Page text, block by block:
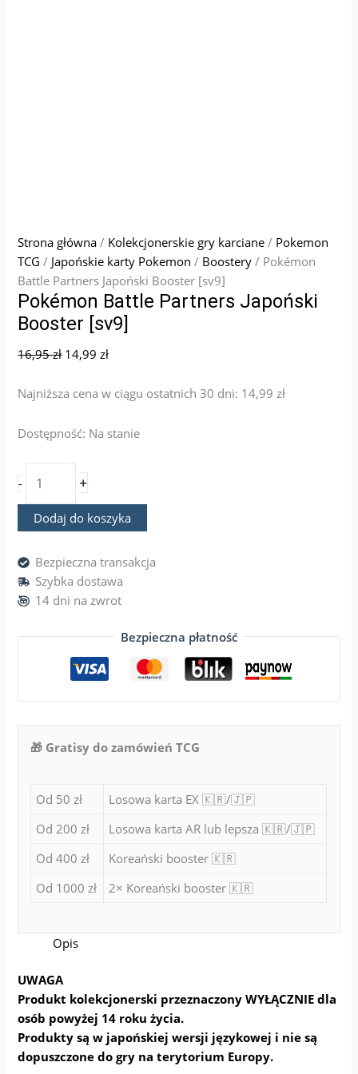
Strona główna / Kolekcjonerskie gry karciane / Pokemon
TCG / Japońskie karty Pokemon / Boostery / Pokémon
Battle Partners Japoński Booster [sv9]
Pokémon Battle Partners Japoński
Booster [sv9]
16,95zł 14,99zł
Najniższa cena w ciągu ostatnich 30 dni: 14,99zł
Dostępność: Na stanie
- +
Dodaj do koszyka
Bezpieczna transakcja
Szybka dostawa
14 dni na zwrot
Bezpieczna płatność
🎁 Gratisy do zamówień TCG
Od 50 zł
Losowa karta EX 🇰🇷/🇯🇵
Od 200 zł
Losowa karta AR lub lepsza 🇰🇷/🇯🇵
Od 400 zł
Koreański booster 🇰🇷
Od 1000 zł
2× Koreański booster 🇰🇷
Opis
UWAGA
Produkt kolekcjonerski przeznaczony WYŁĄCZNIE dla
osób powyżej 14 roku życia.
Produkty są w japońskiej wersji językowej i nie są
dopuszczone do gry na terytorium Europy.